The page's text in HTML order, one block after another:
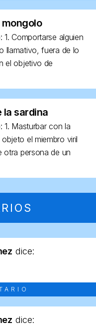
1. Comportarse alguien
llamativo, fuera de lo
el objetivo de
la sardina
1. Masturbar con la
el miembro viril
otra persona de un
dice:
dice: